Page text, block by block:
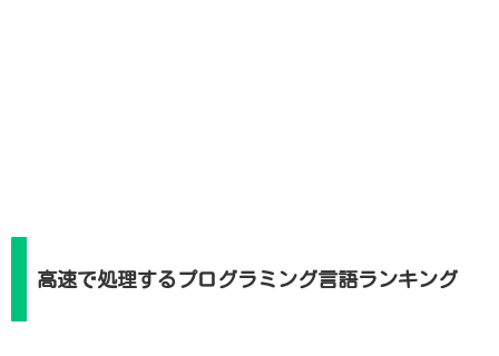
高速で処理するプログラミング言語ランキング